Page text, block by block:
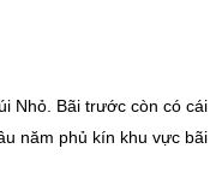
Nhỏ. Bãi trước còn có cái
năm phủ kín khu vực bãi